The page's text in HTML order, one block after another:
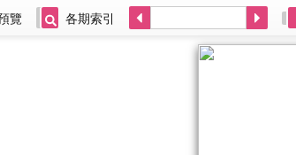
覽 各期索引